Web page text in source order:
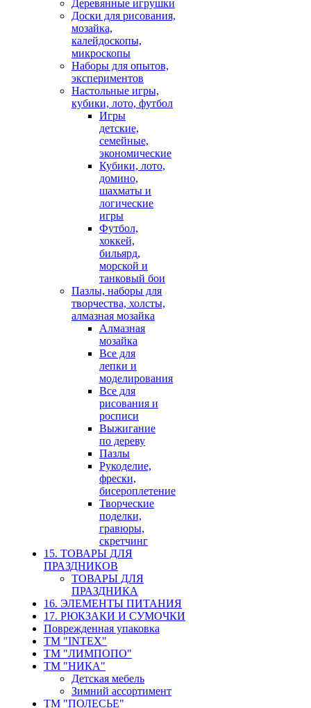
Деревянные игрушки
Доски для рисования,
мозайка,
калейдоскопы,
микроскопы
Наборы для опытов,
экспериментов
Настольные игры,
кубики, лото, футбол
Игры
детские,
семейные,
экономические
Кубики, лото,
домино,
шахматы и
логические
игры
Футбол,
хоккей,
бильярд,
морской и
танковый бои
Пазлы, наборы для
творчества, холсты,
алмазная мозайка
Алмазная
мозайка
Все для
лепки и
моделирования
Все для
рисования и
росписи
Выжигание
по дереву
Пазлы
Рукоделие,
фрески,
бисероплетение
Творческие
поделки,
гравюры,
скретчинг
15. ТОВАРЫ ДЛЯ
ПРАЗДНИКОВ
ТОВАРЫ ДЛЯ
ПРАЗДНИКА
16. ЭЛЕМЕНТЫ ПИТАНИЯ
17. РЮКЗАКИ И СУМОЧКИ
Поврежденная упаковка
ТМ "INTEX"
ТМ "ЛИМПОПО"
ТМ "НИКА"
Детская мебель
Зимний ассортимент
ТМ "ПОЛЕСЬЕ"